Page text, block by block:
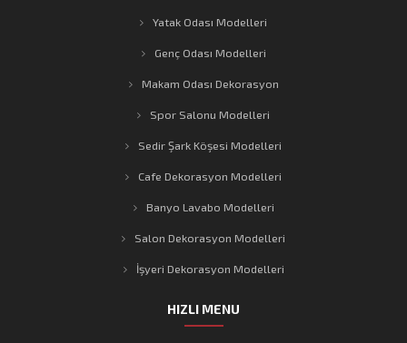
Yatak Odası Modelleri
Genç Odası Modelleri
Makam Odası Dekorasyon
Spor Salonu Modelleri
Sedir Şark Köşesi Modelleri
Cafe Dekorasyon Modelleri
Banyo Lavabo Modelleri
Salon Dekorasyon Modelleri
İşyeri Dekorasyon Modelleri
HIZLI MENU